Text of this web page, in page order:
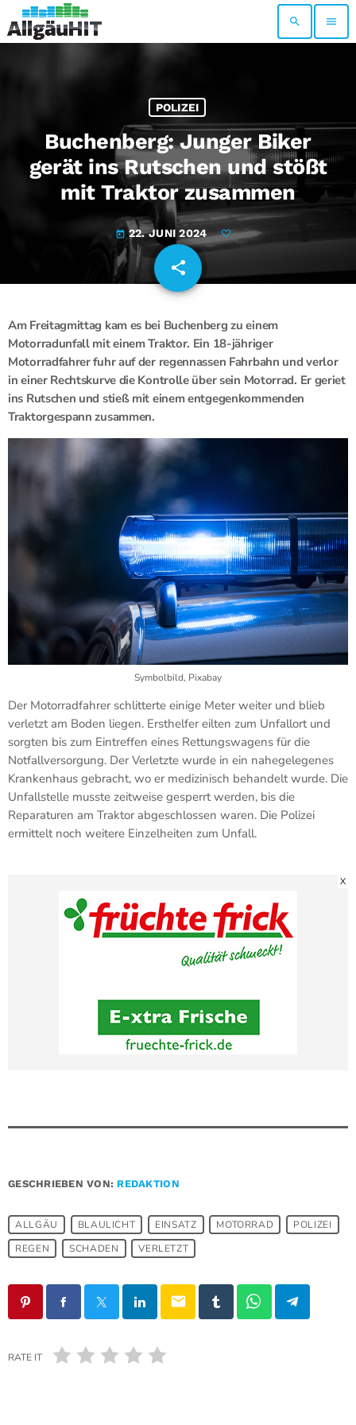
search menu
POLIZEI
Buchenberg: Junger Biker
gerät ins Rutschen und stößt
mit Traktor zusammen
today 22. JUNI 2024
share
email
Am Freitagmittag kam es bei Buchenberg zu einem
Motorradunfall mit einem Traktor. Ein 18-jähriger
Motorradfahrer fuhr auf der regennassen Fahrbahn und verlor
in einer Rechtskurve die Kontrolle über sein Motorrad. Er geriet
ins Rutschen und stieß mit einem entgegenkommenden
Traktorgespann zusammen.
Symbolbild, Pixabay
Der Motorradfahrer schlitterte einige Meter weiter und blieb
verletzt am Boden liegen. Ersthelfer eilten zum Unfallort und
sorgten bis zum Eintreffen eines Rettungswagens für die
Notfallversorgung. Der Verletzte wurde in ein nahegelegenes
Krankenhaus gebracht, wo er medizinisch behandelt wurde. Die
Unfallstelle musste zeitweise gesperrt werden, bis die
Reparaturen am Traktor abgeschlossen waren. Die Polizei
ermittelt noch weitere Einzelheiten zum Unfall.
X
GESCHRIEBEN VON: REDAKTION
ALLGÄU BLAULICHT EINSATZ MOTORRAD
POLIZEI
REGEN
SCHADEN VERLETZT
email
RATE IT